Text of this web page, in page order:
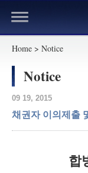
Home > Notice
Notice
09 19, 2015
채권자 이의제출
합